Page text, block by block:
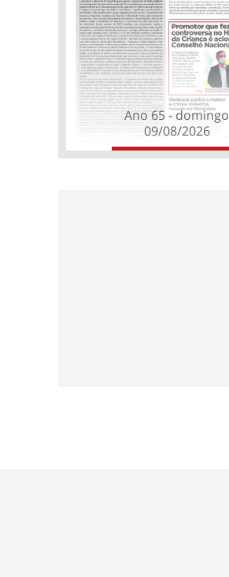
Ano 65 - domingo
09/08/2026